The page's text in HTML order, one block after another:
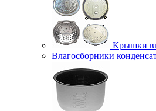
Крышки
Влагосборники